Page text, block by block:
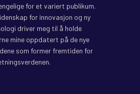
for et variert publikum.
for innovasjon og ny
driver meg til å holde
mine oppdatert på de nye
som former fremtiden for